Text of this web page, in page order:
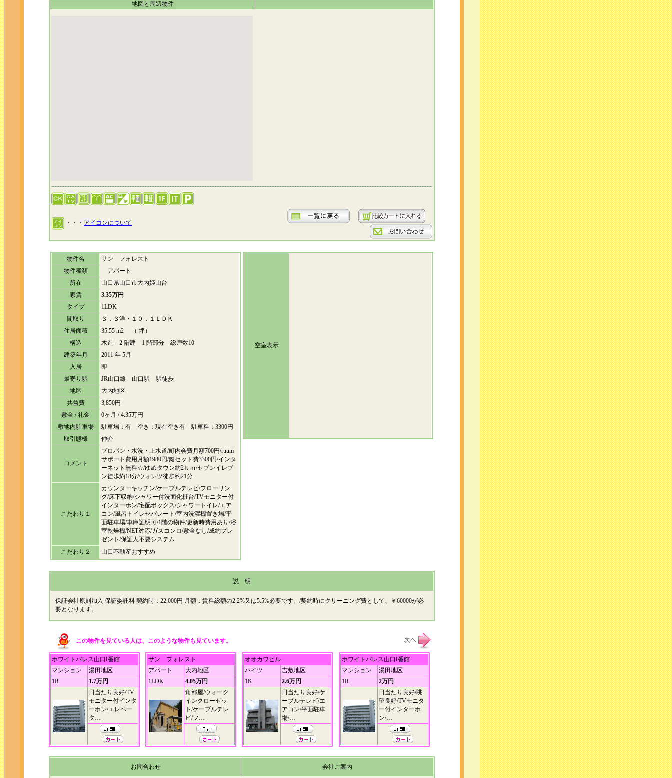
地図と周辺物件
・・・ アイコンについて
物件名
サン フォレスト
物件種類
アパート
所在
山口県山口市大内姫山台
家賃
3.35万円
タイプ
1LDK
間取り
３．３洋・１０．１ＬＤＫ
住居面積
35.55 m2 （ 坪）
構造
木造 2 階建 1 階部分 総戸数10
建築年月
2011 年 5月
入居
即
最寄り駅
JR山口線 山口駅 駅徒歩
地区
大内地区
共益費
3,850円
敷金 / 礼金
0ヶ月 / 4.35万円
敷地内駐車場
駐車場：有 空き：現在空き有 駐車料：3300円
取引態様
仲介
コメント
プロパン・水洗・上水道/町内会費月額700円/ruum
サポート費用月額1980円/鍵セット費3300円/インタ
ーネット無料☆/ゆめタウン約2ｋｍ/セブンイレブ
ン徒歩約18分/ウォンツ徒歩約21分
こだわり１
カウンターキッチン/ケーブルテレビ/フローリン
グ/床下収納/シャワー付洗面化粧台/TVモニター付
インターホン/宅配ボックス/シャワートイレ/エア
コン/風呂トイレセパレート/室内洗濯機置き場/平
面駐車場/車庫証明可/1階の物件/更新時費用あり/浴
室乾燥機/NET対応/ガスコンロ/敷金なし/成約プレ
ゼント/保証人不要システム
こだわり２
山口不動産おすすめ
空室表示
説 明
保証会社原則加入 保証委託料 契約時：22,000円 月額：賃料総額の2.2%又は5.5%必要です。/契約時にクリーニング費として、￥60000が必
要となります。
この物件を見ている人は、このような物件も見ています。
ホワイトパレス山口Ⅰ番館
マンション
湯田地区
1R
1.7万円
日当たり良好/TV
モニター付インタ
ーホン/エレベー
タ…
サン フォレスト
アパート
大内地区
1LDK
4.05万円
角部屋/ウォーク
インクローゼッ
ト/ケーブルテレ
ビ/フ…
オオカワビル
ハイツ
吉敷地区
1K
2.6万円
日当たり良好/ケ
ーブルテレビ/エ
アコン/平面駐車
場/…
ホワイトパレス山口Ⅰ番館
マンション
湯田地区
1R
2万円
日当たり良好/眺
望良好/TVモニタ
ー付インターホ
ン/…
お問合わせ 会社ご案内